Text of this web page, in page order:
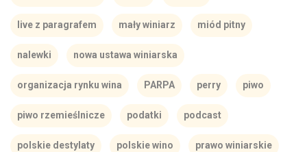
live z paragrafem mały winiarz miód pitny
nalewki nowa ustawa winiarska
organizacja rynku wina PARPA perry piwo
piwo rzemieślnicze podatki podcast
polskie destylaty polskie wino prawo winiarskie